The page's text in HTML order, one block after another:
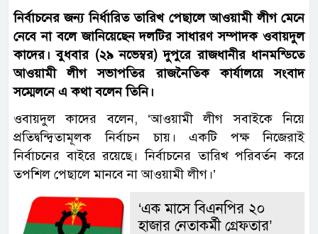
নির্বাচনের জন্য নির্ধারিত তারিখ পেছালে আওয়ামী লীগ মেনে
নেবে না বলে জানিয়েছেন দলটির সাধারণ সম্পাদক ওবায়দুল
কাদের। বুধবার (২৯ নভেম্বর) দুপুরে রাজধানীর ধানমন্ডিতে
আওয়ামী লীগ সভাপতির রাজনৈতিক কার্যালয়ে সংবাদ
সম্মেলনে এ কথা বলেন তিনি।
ওবায়দুল কাদের বলেন, ‘আওয়ামী লীগ সবাইকে নিয়ে
প্রতিদ্বন্দ্বিতামূলক নির্বাচন চায়। একটি পক্ষ নিজেরাই
নির্বাচনের বাইরে রয়েছে। নির্বাচনের তারিখ পরিবর্তন করে
তপশিল পেছালে মানবে না আওয়ামী লীগ।’
‘এক মাসে বিএনপির ২০
হাজার নেতাকর্মী গ্রেফতার’